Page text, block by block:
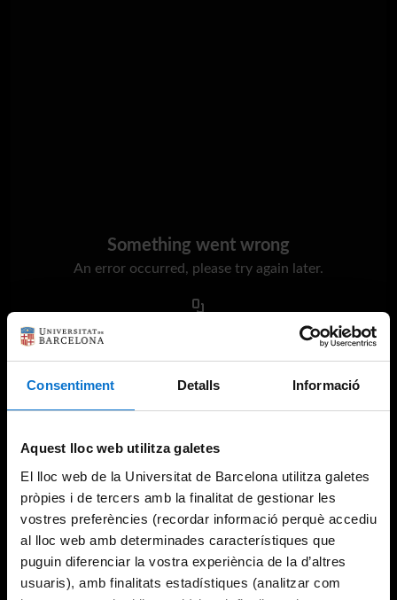
Consentiment Detalls Informació
Aquest lloc web utilitza galetes
El lloc web de la Universitat de Barcelona utilitza galetes
pròpies i de tercers amb la finalitat de gestionar les
vostres preferències (recordar informació perquè accediu
al lloc web amb determinades característiques que
puguin diferenciar la vostra experiència de la d’altres
usuaris), amb finalitats estadístiques (analitzar com
Something went wrong
An error occurred, please try again later.